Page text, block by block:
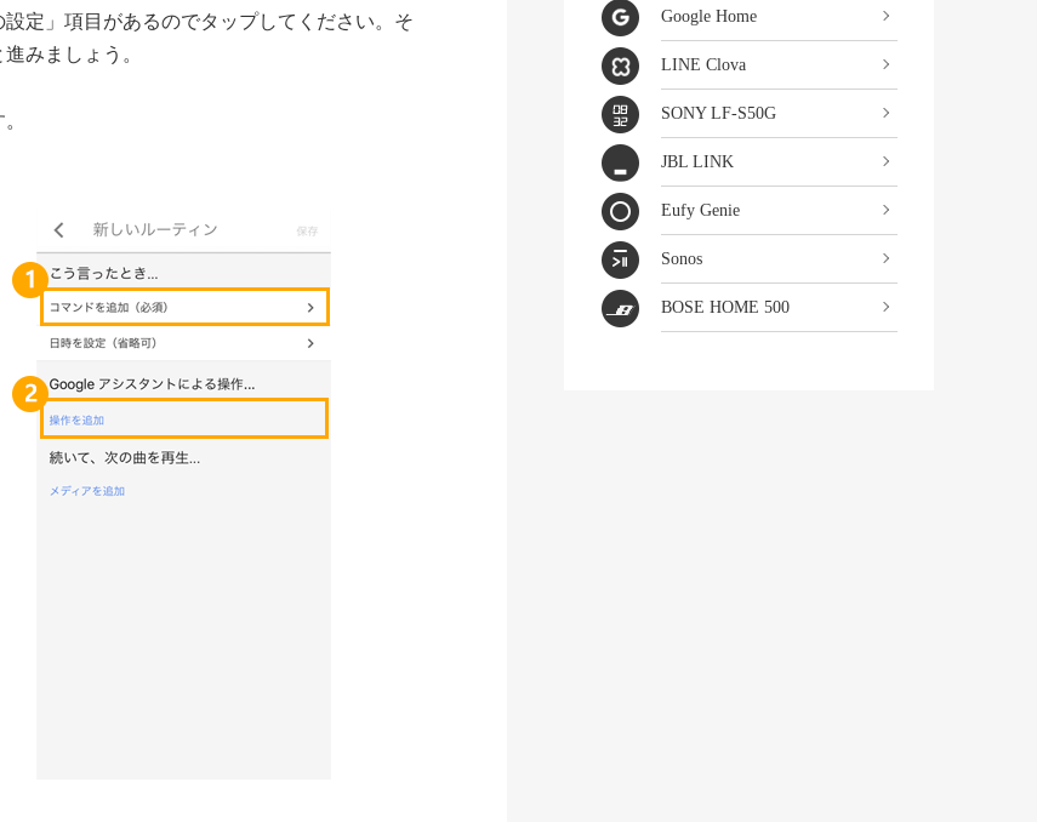
定」項目があるのでタップしてください。そ
みましょう。
Google Home
LINE Clova
SONY LF-S50G
JBL LINK
Eufy Genie
Sonos
BOSE HOME 500